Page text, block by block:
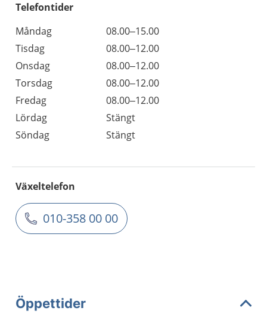
Telefontider
Måndag
08.00–15.00
Tisdag
08.00–12.00
Onsdag
08.00–12.00
Torsdag
08.00–12.00
Fredag
08.00–12.00
Lördag
Stängt
Söndag
Stängt
Växeltelefon
010-358 00 00
Öppettider